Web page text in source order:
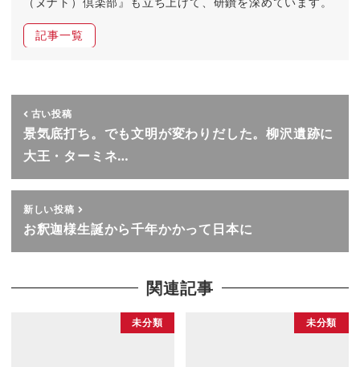
記事一覧
古い投稿
景気底打ち。でも文明が変わりだした。柳沢遺跡に
大王・ターミネ…
新しい投稿
お釈迦様生誕から千年かかって日本に
関連記事
未分類 未分類